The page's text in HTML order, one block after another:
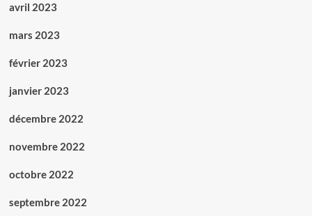
avril 2023
mars 2023
février 2023
janvier 2023
décembre 2022
novembre 2022
octobre 2022
septembre 2022